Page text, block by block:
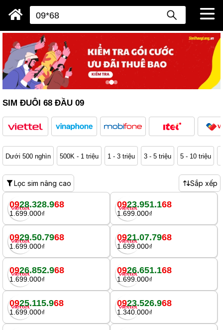
SIM ĐUÔI 68 ĐẦU 09
Dưới 500 nghìn 500K - 1 triệu 1 - 3 triệu 3 - 5 triệu 5 - 10 triệu
Lọc sim nâng cao Sắp xếp
0928.328.968
1.699.000₫
0923.951.168
1.699.000₫
0929.50.7968
1.699.000₫
0921.07.7968
1.699.000₫
0926.852.968
1.699.000₫
0926.651.168
1.699.000₫
0925.115.968
1.699.000₫
0923.526.968
1.340.000₫